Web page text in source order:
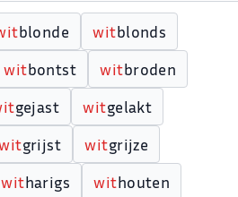
itblonde witblonds
witbontst witbroden
itgejast witgelakt
itgrijst witgrijze
witharigs withouten